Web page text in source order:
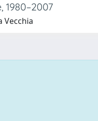
Vecchia